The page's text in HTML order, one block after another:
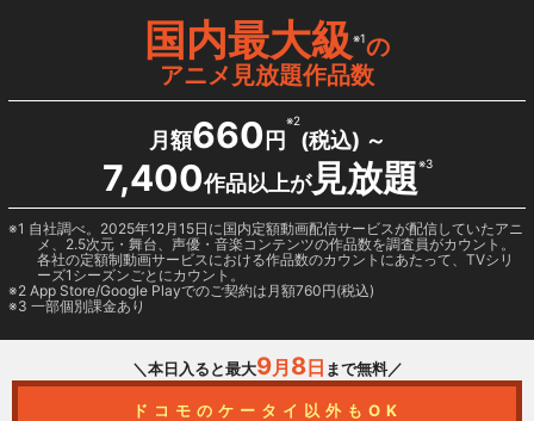
国内最大級※1の
アニメ見放題作品数
月額660 円
※2
(税込) ～
7,400作品以上が見放題※3
1 自社調べ。2025年12月15日に国内定額動画配信サービスが配信していたアニ
メ、2.5次元・舞台、声優・音楽コンテンツの作品数を調査員がカウント。
各社の定額制動画サービスにおける作品数のカウントにあたって、TVシリ
ーズ1シーズンごとにカウント。
2 App Store/Google Playでのご契約は月額760円(税込)
3 一部個別課金あり
＼本日入ると最大9月 8日 まで無料／
ドコモのケータイ以外もOK